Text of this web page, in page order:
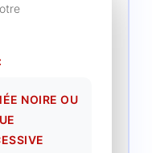
NOIRE OU